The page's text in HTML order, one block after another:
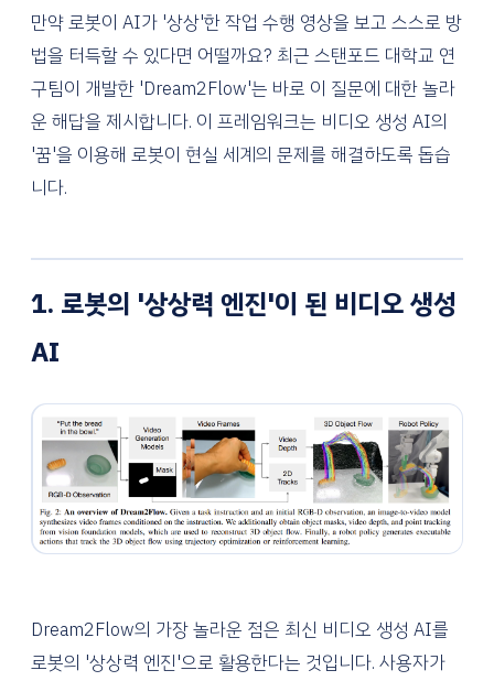
만약 로봇이 AI가 '상상'한 작업 수행 영상을 보고 스스로 방
법을 터득할 수 있다면 어떨까요? 최근 스탠포드 대학교 연
구팀이 개발한 'Dream2Flow'는 바로 이 질문에 대한 놀라
운 해답을 제시합니다. 이 프레임워크는 비디오 생성 AI의
'꿈'을 이용해 로봇이 현실 세계의 문제를 해결하도록 돕습
니다.
1. 로봇의 '상상력 엔진'이 된 비디오 생성
AI
Dream2Flow의 가장 놀라운 점은 최신 비디오 생성 AI를
로봇의 '상상력 엔진'으로 활용한다는 것입니다. 사용자가